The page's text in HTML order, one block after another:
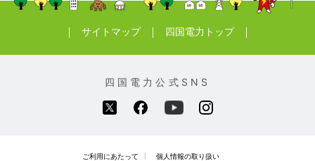
｜ サイトマップ ｜ 四国電力トップ ｜
四国電力公式SNS
ご利用にあたって 個人情報の取り扱い